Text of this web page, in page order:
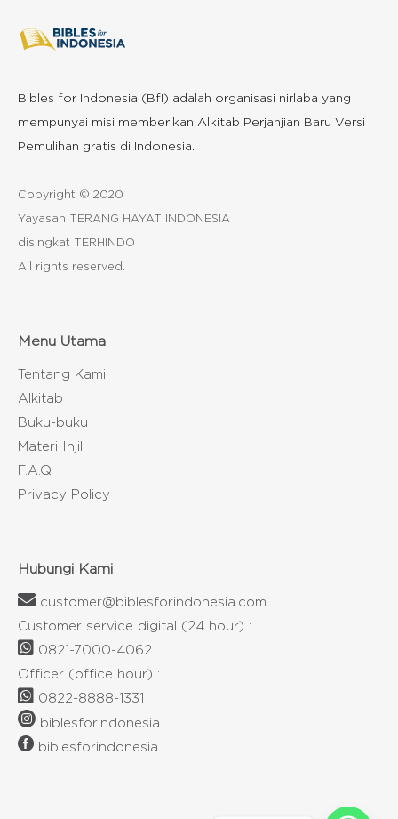
Bibles for Indonesia (BfI) adalah organisasi nirlaba yang
mempunyai misi memberikan Alkitab Perjanjian Baru Versi
Pemulihan gratis di Indonesia.
Copyright © 2020
Yayasan TERANG HAYAT INDONESIA
disingkat TERHINDO
All rights reserved.
Menu Utama
Tentang Kami
Alkitab
Buku-buku
Materi Injil
F.A.Q
Privacy Policy
Hubungi Kami
customer@biblesforindonesia.com
Customer service digital (24 hour) :
0821-7000-4062
Officer (office hour) :
0822-8888-1331
biblesforindonesia
biblesforindonesia